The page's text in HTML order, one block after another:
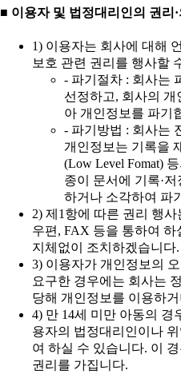
■ 이용자 및 법정대리인의 권리
1) 이용자는 회사에 대해
보호 관련 권리를 행사할
- 파기절차 : 회사는
선정하고, 회사의
아 개인정보를 파기
- 파기방법 : 회사는
개인정보는 기록을
(Low Level Fomat)
종이 문서에 기록·
하거나 소각하여 파
2) 제1항에 따른 권리 행
우편, FAX 등을 통하여 하
지체없이 조치하겠습니다.
3) 이용자가 개인정보의
요구한 경우에는 회사는
당해 개인정보를 이용하
4) 만 14세 미만 아동의 경
용자의 법정대리인이나
여 하실 수 있습니다. 이
권리를 가집니다.